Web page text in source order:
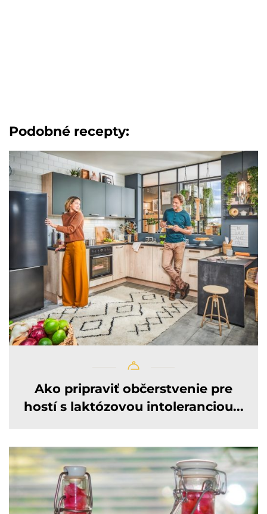
Podobné recepty:
Ako pripraviť občerstvenie pre
hostí s laktózovou intoleranciou...